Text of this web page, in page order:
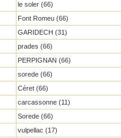
le soler (66)
Font Romeu (66)
GARIDECH (31)
prades (66)
PERPIGNAN (66)
sorede (66)
Céret (66)
carcassonne (11)
Sorede (66)
vulpellac (17)